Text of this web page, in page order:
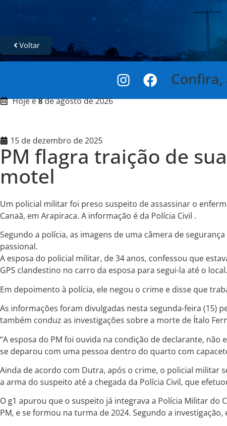
Voltar
Hoje é8de agosto de 2026
15 de dezembro de 2025
PM flagra traição de
motel
Um policial militar foi preso suspeito de assassinar o
Canaã, em Arapiraca. A informação é da Polícia Civil .
Segundo a polícia, as imagens de uma câmera de
passional.
A esposa do policial militar, de 34 anos, confessou que
GPS clandestino no carro da esposa para segui-la até o local.
Em depoimento à polícia, ele negou o crime e disse que
As informações foram divulgadas nesta segunda-feira (15)
também conduz as investigações sobre a morte de Ítalo
“A esposa do PM foi ouvida na condição de declarante,
se deparou com uma pessoa dentro do quarto com
Ainda de acordo com Dutra, após o crime, o policial militar
a arma do suspeito até a chegada da Polícia Civil, que
O g1 apurou que o suspeito já integrava a Polícia Militar
PM, e se formou na turma de 2024. Segundo a